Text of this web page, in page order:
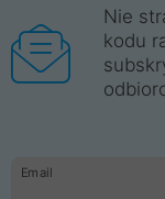
Nie
kodu
Email